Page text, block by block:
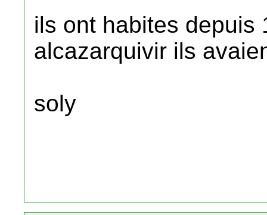
ils ont habites depuis
alcazarquivir ils
soly